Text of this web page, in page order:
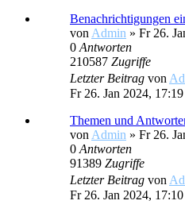
Benachrichtigungen
von Admin » Fr 26.
0 Antworten
210587 Zugriffe
Letzter Beitrag von
Fr 26. Jan 2024, 17:19
Themen und
von Admin » Fr 26.
0 Antworten
91389 Zugriffe
Letzter Beitrag von
Fr 26. Jan 2024, 17:10